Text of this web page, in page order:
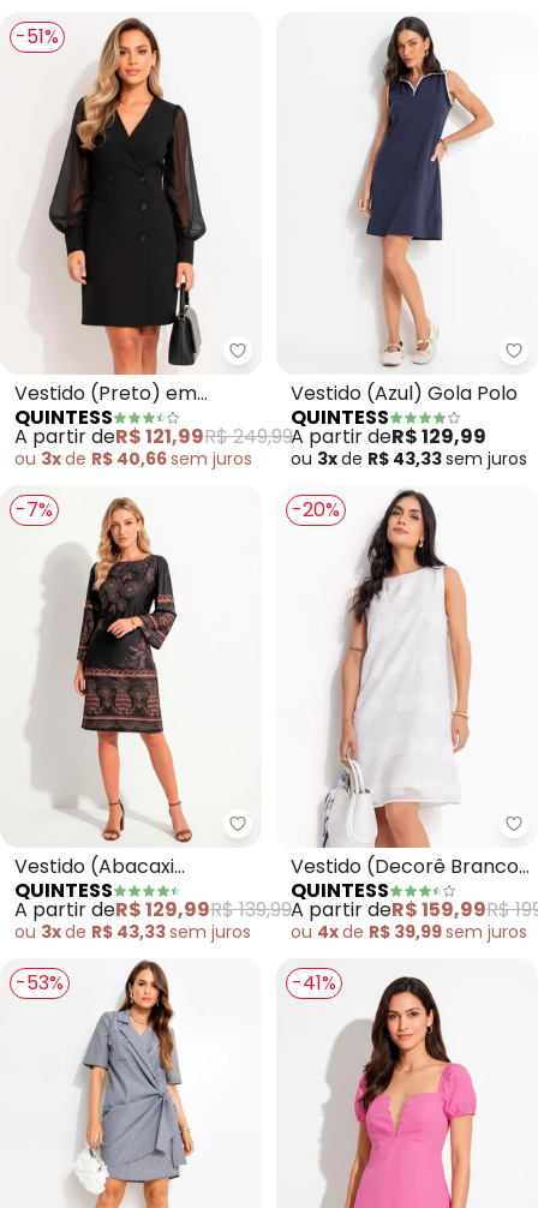
-51%
Quintess - Vestido (Preto) em
Vestido (Preto) em
Chiffon
QUINTESS
A partir deR$ 121,99R$ 249,99
ou 3xde R$ 40,66sem juros
Vestido (Azul) Gola Polo
QUINTESS
A partir deR$ 129,99
ou 3xde R$ 43,33sem juros
-7%
Quintess - Vestido (Abacaxi
Vestido (Abacaxi
Tropical) em Malha Fria
QUINTESS
A partir deR$ 129,99R$ 139,99
ou 3xde R$ 43,33sem juros
-20%
Vestido (Decorê Branco)
em Crepe Plano
QUINTESS
A partir deR$ 159,99R$
ou 4xde R$ 39,99sem juros
-53% -41%